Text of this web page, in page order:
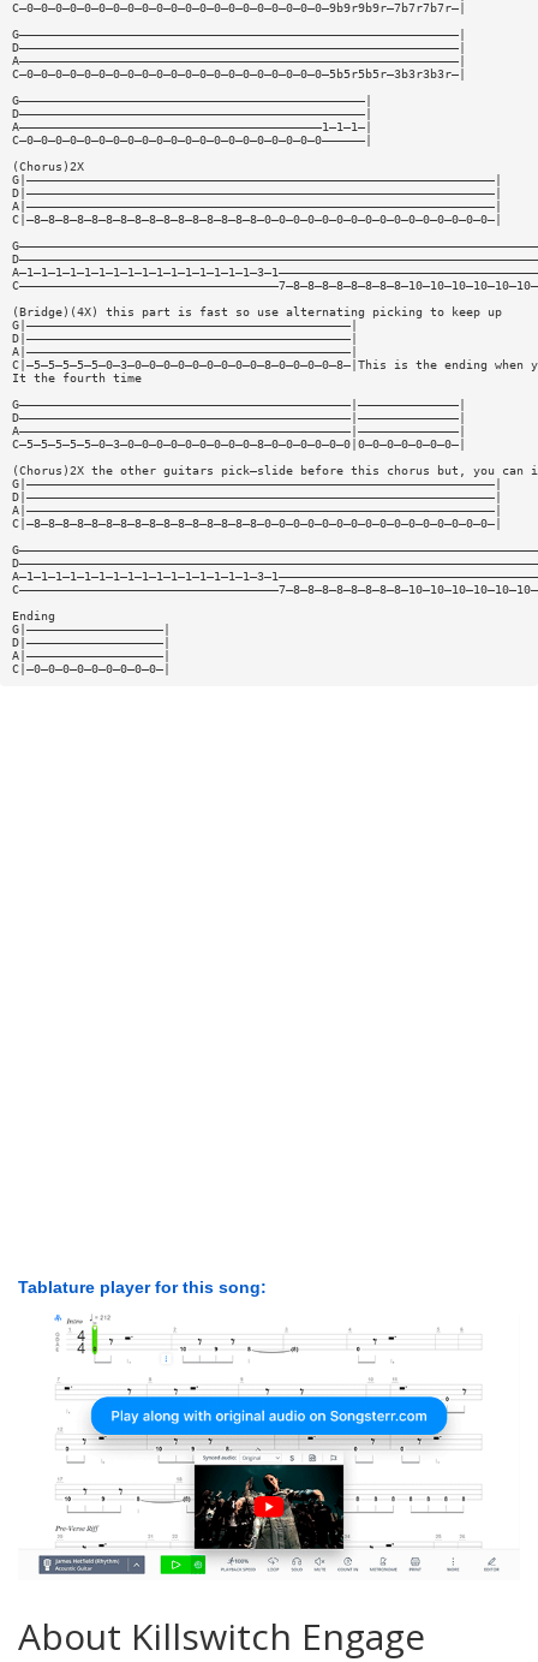
C—0—0—0—0—0—0—0—0—0—0—0—0—0—0—0—0—0—0—0—0—0—9b9r9b9r—7b7r7b7r—|
G—————————————————————————————————————————————————————————————|
D—————————————————————————————————————————————————————————————|
A—————————————————————————————————————————————————————————————|
C—0—0—0—0—0—0—0—0—0—0—0—0—0—0—0—0—0—0—0—0—0—5b5r5b5r—3b3r3b3r—|
G————————————————————————————————————————————————|
D————————————————————————————————————————————————|
A——————————————————————————————————————————1—1—1—|
C—0—0—0—0—0—0—0—0—0—0—0—0—0—0—0—0—0—0—0—0—0——————|
(Chorus)2X
G|—————————————————————————————————————————————————————————————————|
D|—————————————————————————————————————————————————————————————————|
A|—————————————————————————————————————————————————————————————————|
C|—8—8—8—8—8—8—8—8—8—8—8—8—8—8—8—8—0—0—0—0—0—0—0—0—0—0—0—0—0—0—0—0—|
(Bridge)(4X) this part is fast so use alternating picking to keep up
G|—————————————————————————————————————————————|
D|—————————————————————————————————————————————|
A|—————————————————————————————————————————————|
C|—5—5—5—5—5—0—3—0—0—0—0—0—0—0—0—0—8—0—0—0—0—8—|This is the ending when
It the fourth time
G——————————————————————————————————————————————|——————————————|
D——————————————————————————————————————————————|——————————————|
A——————————————————————————————————————————————|——————————————|
C—5—5—5—5—5—0—3—0—0—0—0—0—0—0—0—0—8—0—0—0—0—0—0|0—0—0—0—0—0—0—|
(Chorus)2X the other guitars pick—slide before this chorus but, you can
G|—————————————————————————————————————————————————————————————————|
D|—————————————————————————————————————————————————————————————————|
A|—————————————————————————————————————————————————————————————————|
C|—8—8—8—8—8—8—8—8—8—8—8—8—8—8—8—8—0—0—0—0—0—0—0—0—0—0—0—0—0—0—0—0—|
Ending
G|———————————————————|
D|———————————————————|
A|———————————————————|
C|—0—0—0—0—0—0—0—0—0—|
Tablature player for this song:
About Killswitch Engage